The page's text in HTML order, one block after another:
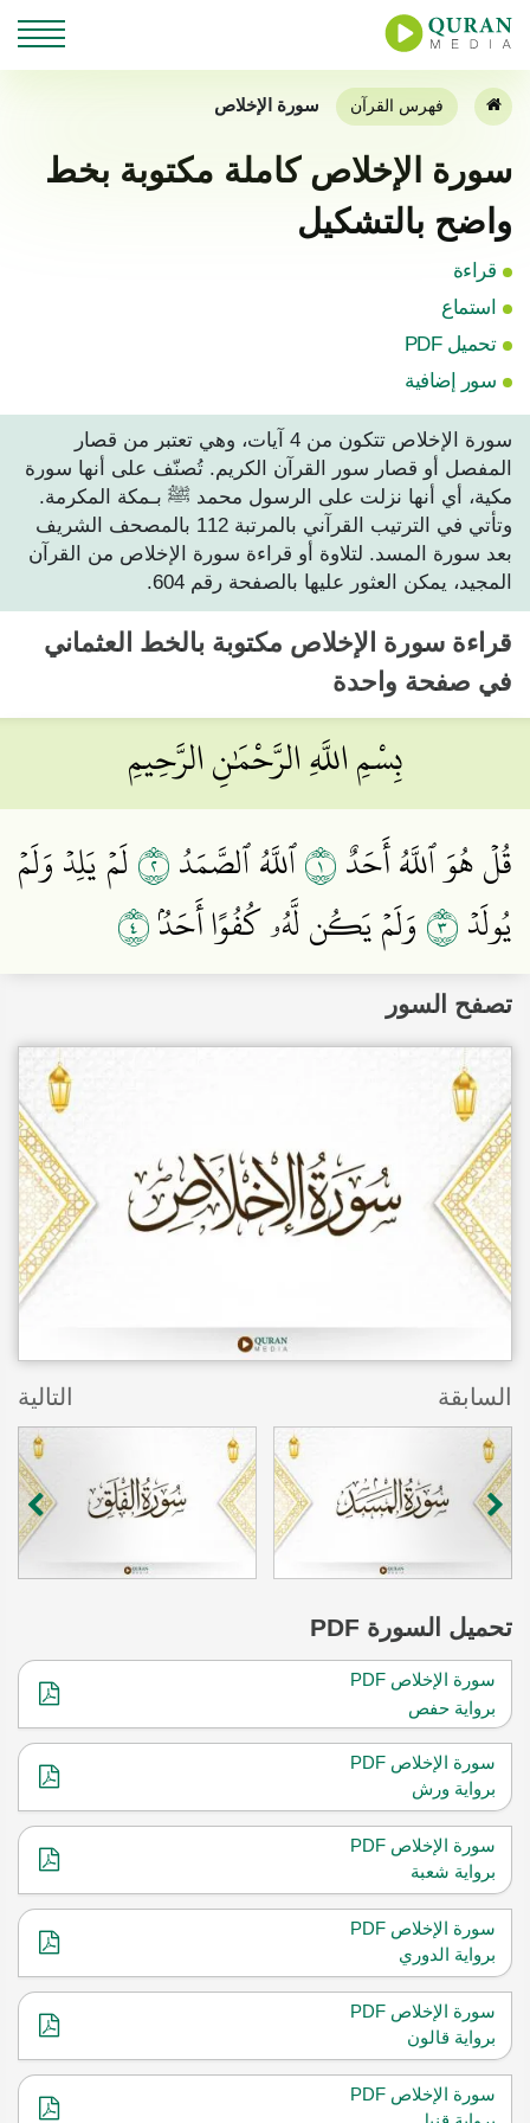
فهرس القرآن سورة الإخلاص
سورة الإخلاص كاملة مكتوبة بخط
واضح بالتشكيل
قراءة
استماع
تحميل PDF
سور إضافية
سورة الإخلاص تتكون من 4 آيات، وهي تعتبر من قصار
المفصل أو قصار سور القرآن الكريم. تُصنّف على أنها سورة
مكية، أي أنها نزلت على الرسول محمد ﷺ بـمكة المكرمة.
وتأتي في الترتيب القرآني بالمرتبة 112 بالمصحف الشريف
بعد سورة المسد. لتلاوة أو قراءة سورة الإخلاص من القرآن
المجيد، يمكن العثور عليها بالصفحة رقم 604.
قراءة سورة الإخلاص مكتوبة بالخط العثماني
في صفحة واحدة
بِسْمِ اللَّهِ الرَّحْمَٰنِ الرَّحِيمِ
قُلۡ هُوَ ٱللَّهُ أَحَدٌ١ٱللَّهُ ٱلصَّمَدُ٢لَمۡ يَلِدۡ وَلَمۡ
يُولَدۡ٣وَلَمۡ يَكُن لَّهُۥ كُفُوًا أَحَدُۢ٤
تصفح السور
السابقة التالية
تحميل السورة PDF
سورة الإخلاص PDF
برواية حفص
سورة الإخلاص PDF
برواية ورش
سورة الإخلاص PDF
برواية شعبة
سورة الإخلاص PDF
برواية الدوري
سورة الإخلاص PDF
برواية قالون
سورة الإخلاص PDF